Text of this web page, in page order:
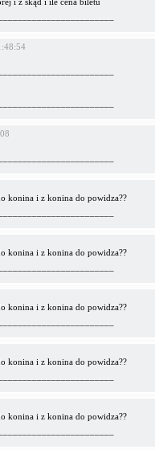
konina i z konina do powidza??
konina i z konina do powidza??
konina i z konina do powidza??
konina i z konina do powidza??
konina i z konina do powidza??